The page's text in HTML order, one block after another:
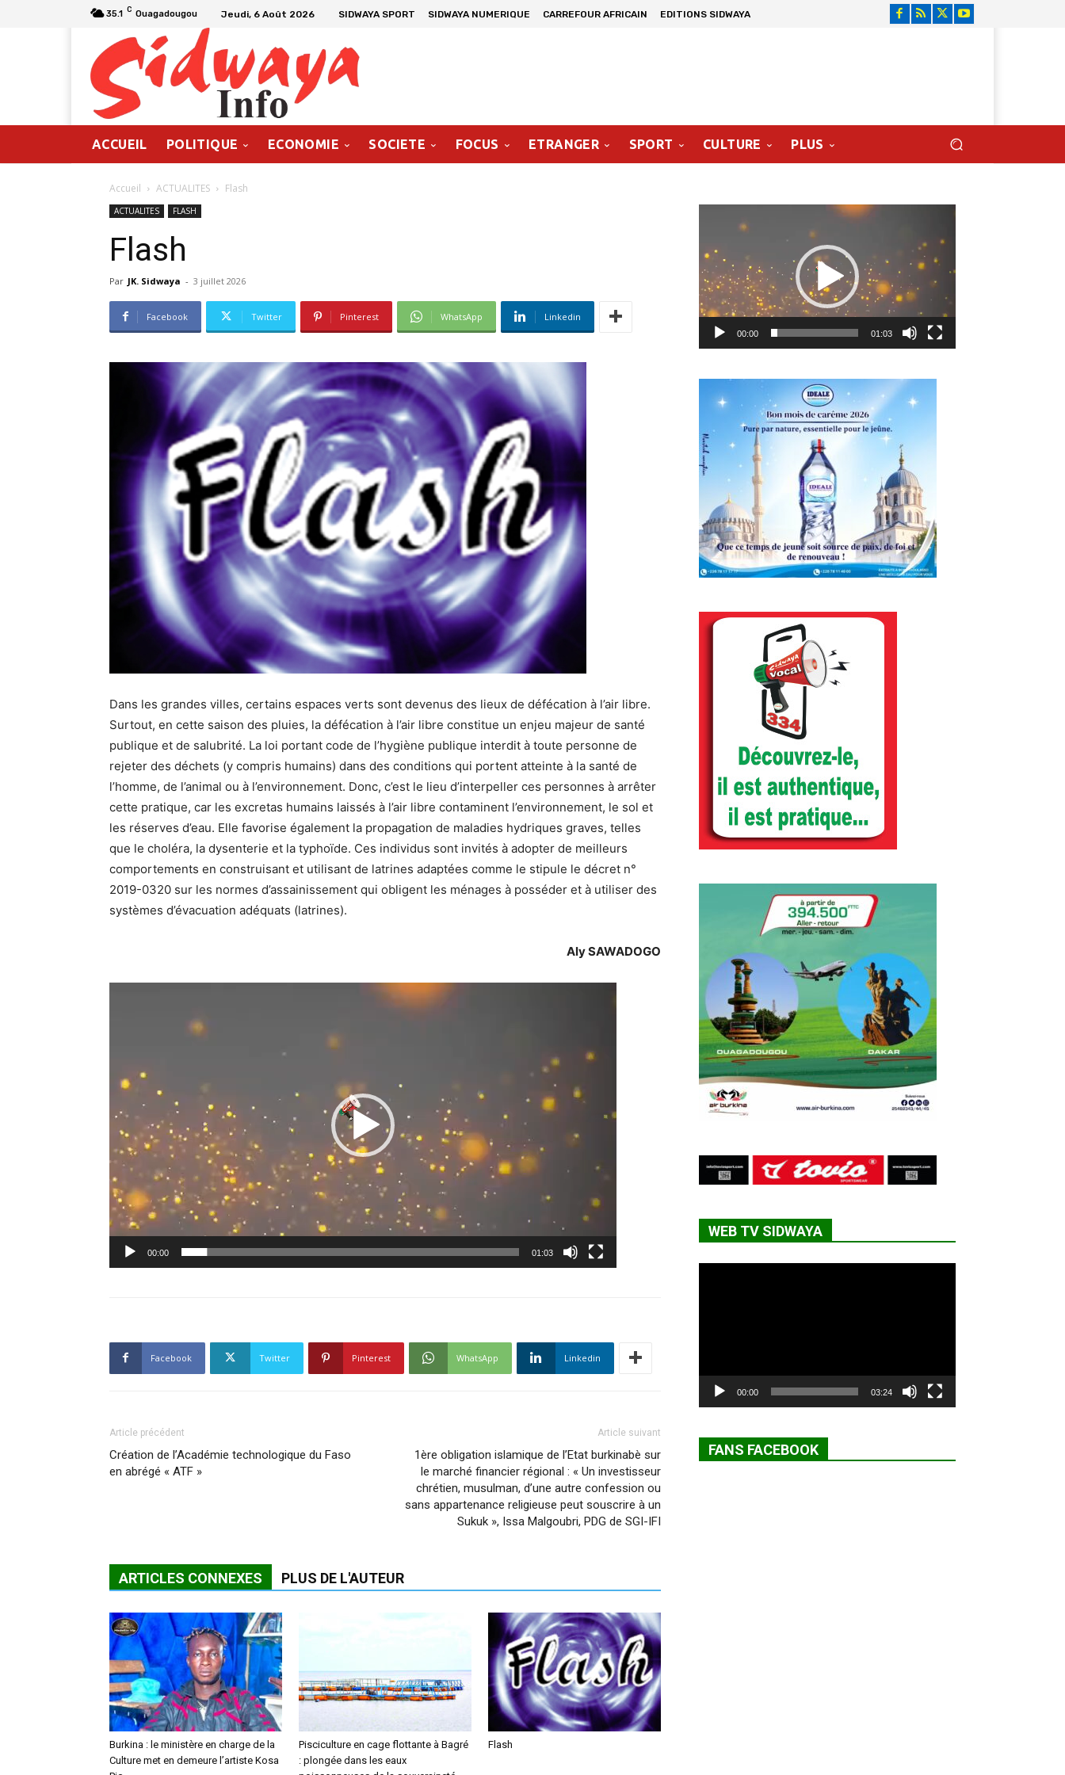
35.1 C Ouagadougou Jeudi, 6 Août 2026 SIDWAYA SPORT SIDWAYA NUMERIQUE CARREFOUR AFRICAIN EDITIONS SIDWAYA
ACCUEIL POLITIQUE ECONOMIE SOCIETE FOCUS ETRANGER SPORT CULTURE PLUS
Accueil ACTUALITES Flash
ACTUALITES FLASH
Flash
Par JK. Sidwaya - 3 juillet 2026
Facebook Twitter Pinterest WhatsApp Linkedin
Dans les grandes villes, certains espaces verts sont devenus des lieux de défécation à l’air libre.
Surtout, en cette saison des pluies, la défécation à l’air libre constitue un enjeu majeur de santé
publique et de salubrité. La loi portant code de l’hygiène publique interdit à toute personne de
rejeter des déchets (y compris humains) dans des conditions qui portent atteinte à la santé de
l’homme, de l’animal ou à l’environnement. Donc, c’est le lieu d’interpeller ces personnes à arrêter
cette pratique, car les excretas humains laissés à l’air libre contaminent l’environnement, le sol et
les réserves d’eau. Elle favorise également la propagation de maladies hydriques graves, telles
que le choléra, la dysenterie et la typhoïde. Ces individus sont invités à adopter de meilleurs
comportements en construisant et utilisant de latrines adaptées comme le stipule le décret n°
2019-0320 sur les normes d’assainissement qui obligent les ménages à posséder et à utiliser des
systèmes d’évacuation adéquats (latrines).
Aly SAWADOGO
Lecteur
00:00 01:03
Facebook Twitter Pinterest WhatsApp Linkedin
Article précédent
Création de l’Académie technologique du Faso
en abrégé « ATF »
Article suivant
1ère obligation islamique de l’Etat burkinabè sur
le marché financier régional : « Un investisseur
chrétien, musulman, d’une autre confession ou
sans appartenance religieuse peut souscrire à un
Sukuk », Issa Malgoubri, PDG de SGI-IFI
ARTICLES CONNEXES PLUS DE L'AUTEUR
Burkina : le ministère en charge de la
Culture met en demeure l’artiste Kosa
Pisciculture en cage flottante à Bagré
: plongée dans les eaux
Flash
00:00 01:03
WEB TV SIDWAYA
00:00 03:24
FANS FACEBOOK